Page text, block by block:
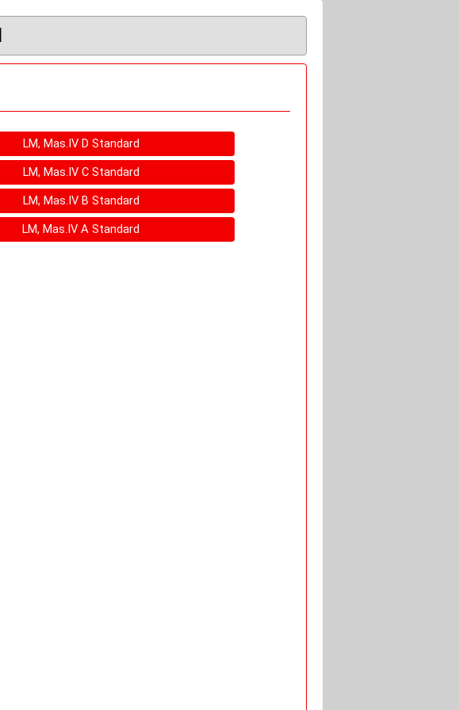
LM, Mas.IV D Standard
LM, Mas.IV C Standard
LM, Mas.IV B Standard
LM, Mas.IV A Standard